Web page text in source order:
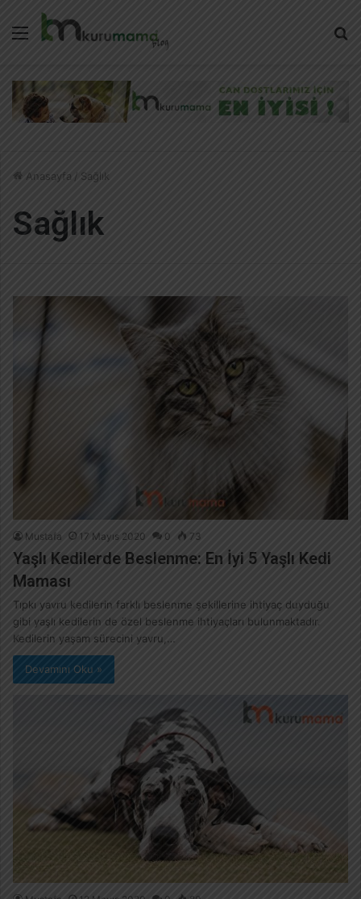
Menü
Anasayfa / Sağlık
Sağlık
Mustafa 17 Mayıs 2020 0 73
Yaşlı Kedilerde Beslenme: En İyi 5 Yaşlı Kedi
Maması
Tıpkı yavru kedilerin farklı beslenme şekillerine ihtiyaç duyduğu
gibi yaşlı kedilerin de özel beslenme ihtiyaçları bulunmaktadır.
Kedilerin yaşam sürecini yavru,…
Devamını Oku »